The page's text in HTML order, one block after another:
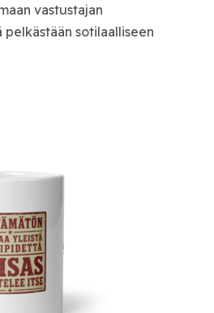
vastustajan
sotilaalliseen